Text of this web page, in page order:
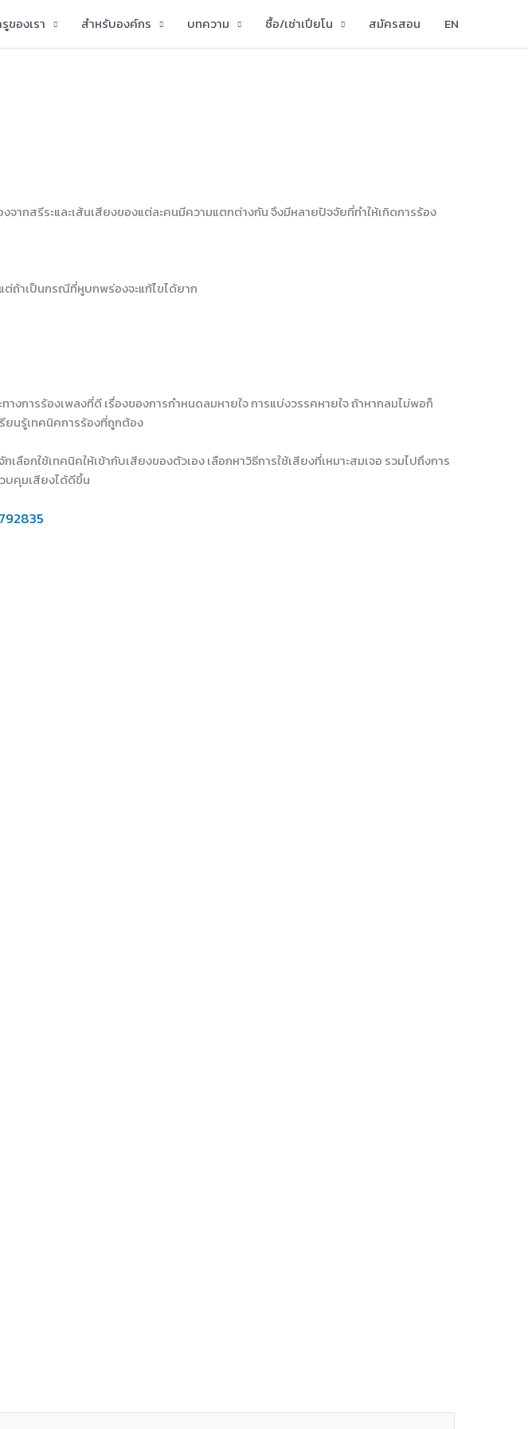
องเรา สำหรับองค์กร บทความ ซื้อ/เช่าเปียโน สมัครสอน EN
ากสรีระและเส้นเสียงของแต่ละคนมีความแตกต่างกัน จึงมีหลายปัจจัยที่ทำให้เกิดการร้อง
ต่ถ้าเป็นกรณีที่หูบกพร่องจะแก้ไขได้ยาก
งการร้องเพลงที่ดี เรื่องของการกำหนดลมหายใจ การแบ่งวรรคหายใจ ถ้าหากลมไม่พอก็
ยนรู้เทคนิคการร้องที่ถูกต้อง
กใช้เทคนิคให้เข้ากับเสียงของตัวเอง เลือกหาวิธีการใช้เสียงที่เหมาะสมเจอ รวมไปถึงการ
บคุมเสียงได้ดีขึ้น